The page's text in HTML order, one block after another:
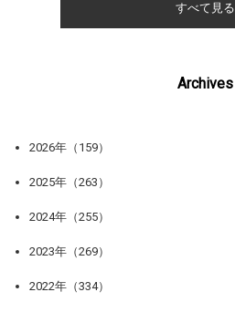
すべて見る
Archives
2026年（159）
2025年（263）
2024年（255）
2023年（269）
2022年（334）